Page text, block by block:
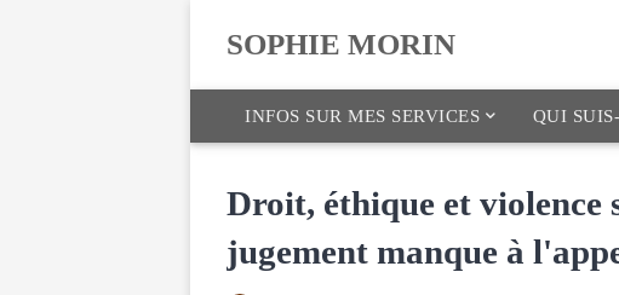
SOPHIE MORIN
INFOS SUR MES SERVICES QUI
Droit, éthique et violence
jugement manque à